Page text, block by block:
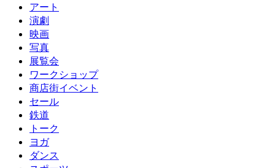
アート
演劇
映画
写真
展覧会
ワークショップ
商店街イベント
セール
鉄道
トーク
ヨガ
ダンス